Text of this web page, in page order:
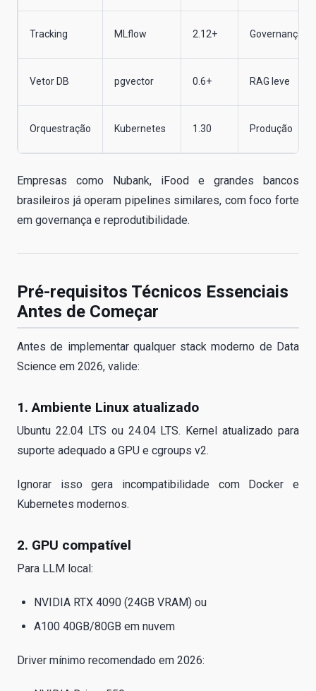
Tracking MLflow 2.12+ Governança
Vetor DB pgvector 0.6+ RAG leve
Orquestração Kubernetes 1.30 Produção
Empresas como Nubank, iFood e grandes bancos
brasileiros já operam pipelines similares, com foco forte
em governança e reprodutibilidade.
Pré-requisitos Técnicos Essenciais
Antes de Começar
Antes de implementar qualquer stack moderno de Data
Science em 2026, valide:
1. Ambiente Linux atualizado
Ubuntu 22.04 LTS ou 24.04 LTS. Kernel atualizado para
suporte adequado a GPU e cgroups v2.
Ignorar isso gera incompatibilidade com Docker e
Kubernetes modernos.
2. GPU compatível
Para LLM local:
NVIDIA RTX 4090 (24GB VRAM) ou
A100 40GB/80GB em nuvem
Driver mínimo recomendado em 2026: